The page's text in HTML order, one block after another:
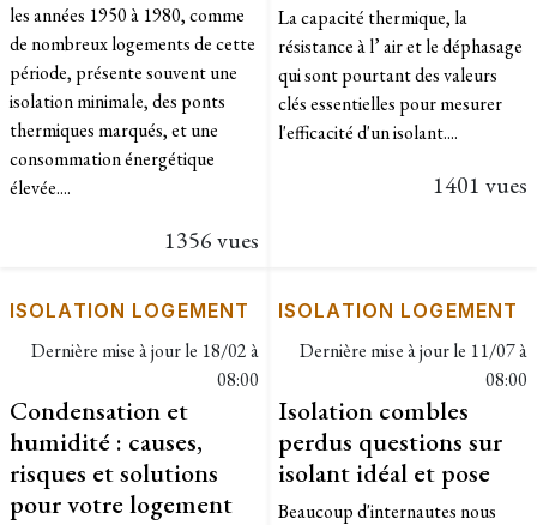
les années 1950 à 1980, comme
de nombreux logements de cette
période, présente souvent une
isolation minimale, des ponts
thermiques marqués, et une
consommation énergétique
élevée....
1356 vues
La capacité thermique, la
résistance à l’ air et le déphasage
qui sont pourtant des valeurs
clés essentielles pour mesurer
l'efficacité d'un isolant....
1401 vues
ISOLATION LOGEMENT
Dernière mise à jour le 18/02 à
08:00
Condensation et
humidité : causes,
risques et solutions
pour votre logement
ISOLATION LOGEMENT
Dernière mise à jour le 11/07 à
08:00
Isolation combles
perdus questions sur
isolant idéal et pose
Beaucoup d'internautes nous